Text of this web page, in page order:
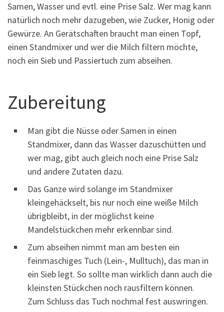
Samen, Wasser und evtl. eine Prise Salz. Wer mag kann
natürlich noch mehr dazugeben, wie Zucker, Honig oder
Gewürze. An Gerätschaften braucht man einen Topf,
einen Standmixer und wer die Milch filtern möchte,
noch ein Sieb und Passiertuch zum abseihen.
Zubereitung
Man gibt die Nüsse oder Samen in einen
Standmixer, dann das Wasser dazuschütten und
wer mag, gibt auch gleich noch eine Prise Salz
und andere Zutaten dazu.
Das Ganze wird solange im Standmixer
kleingehäckselt, bis nur noch eine weiße Milch
übrigbleibt, in der möglichst keine
Mandelstückchen mehr erkennbar sind.
Zum abseihen nimmt man am besten ein
feinmaschiges Tuch (Lein-, Mulltuch), das man in
ein Sieb legt. So sollte man wirklich dann auch die
kleinsten Stückchen noch rausfiltern können.
Zum Schluss das Tuch nochmal fest auswringen.